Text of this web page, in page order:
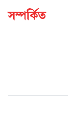
সম্পর্কিত